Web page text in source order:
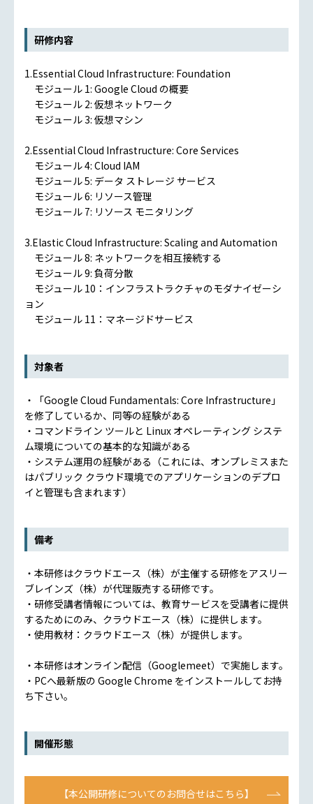
研修内容
1.Essential Cloud Infrastructure: Foundation
モジュール 1: Google Cloud の概要
モジュール 2: 仮想ネットワーク
モジュール 3: 仮想マシン
2.Essential Cloud Infrastructure: Core Services
モジュール 4: Cloud IAM
モジュール 5: データ ストレージ サービス
モジュール 6: リソース管理
モジュール 7: リソース モニタリング
3.Elastic Cloud Infrastructure: Scaling and Automation
モジュール 8: ネットワークを相互接続する
モジュール 9: 負荷分散
モジュール 10：インフラストラクチャのモダナイゼーシ
ョン
モジュール 11：マネージドサービス
対象者
・「Google Cloud Fundamentals: Core Infrastructure」
を修了しているか、同等の経験がある
・コマンドライン ツールと Linux オペレーティング システ
ム環境についての基本的な知識がある
・システム運用の経験がある（これには、オンプレミスまた
はパブリック クラウド環境でのアプリケーションのデプロ
イと管理も含まれます）
備考
・本研修はクラウドエース（株）が主催する研修をアスリー
ブレインズ（株）が代理販売する研修です。
・研修受講者情報については、教育サービスを受講者に提供
するためにのみ、クラウドエース（株）に提供します。
・使用教材：クラウドエース（株）が提供します。
・本研修はオンライン配信（Googlemeet）で実施します。
・PCへ最新版の Google Chrome をインストールしてお持
ち下さい。
開催形態
【本公開研修についてのお問合せはこちら】